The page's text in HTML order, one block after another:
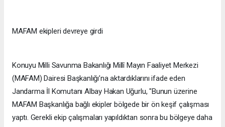
MAFAM ekipleri devreye girdi
Konuyu Milli Savunma Bakanlığı Millî Mayın Faaliyet Merkezi
(MAFAM) Dairesi Başkanlığı’na aktardıklarını ifade eden
Jandarma İl Komutanı Albay Hakan Uğurlu, "Bunun üzerine
MAFAM Başkanlığa bağlı ekipler bölgede bir ön keşif çalışması
yaptı. Gerekli ekip çalışmaları yapıldıktan sonra bu bölgeye daha